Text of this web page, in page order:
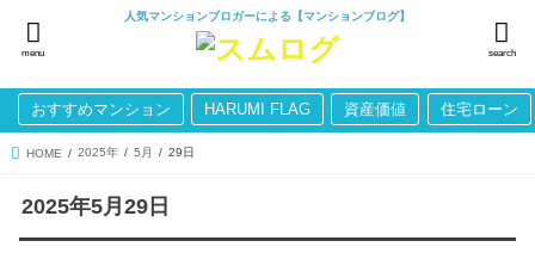
人気マンションブロガーによる【マンションブログ】
search
menu
おすすめマンション HARUMI FLAG 資産価値 住宅ローン
HOME 2025年 5月 29日
2025年5月29日